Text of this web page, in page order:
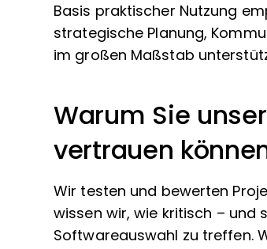
Basis praktischer Nutzung
strategische Planung,
im großen Maßstab
Warum Sie
vertrauen
Wir testen und bewerten
wissen wir, wie kritisch – und
Softwareauswahl zu treffen.